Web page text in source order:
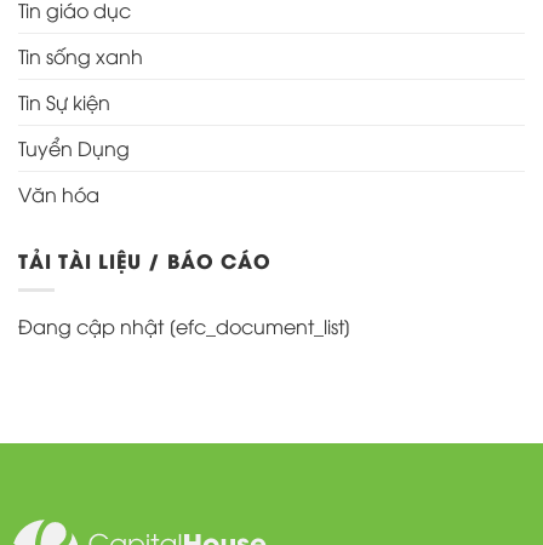
Tin giáo dục
Tin sống xanh
Tin Sự kiện
Tuyển Dụng
Văn hóa
TẢI TÀI LIỆU / BÁO CÁO
Đang cập nhật [efc_document_list]